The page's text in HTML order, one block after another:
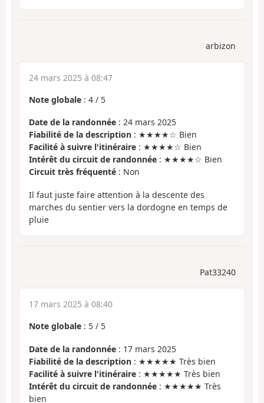
arbizon
24 mars 2025 à 08:47
Note globale : 4 / 5
Date de la randonnée : 24 mars 2025
Fiabilité de la description : ★★★★☆ Bien
Facilité à suivre l'itinéraire : ★★★★☆ Bien
Intérêt du circuit de randonnée : ★★★★☆ Bien
Circuit très fréquenté : Non
Il faut juste faire attention à la descente des
marches du sentier vers la dordogne en temps de
pluie
Pat33240
17 mars 2025 à 08:40
Note globale : 5 / 5
Date de la randonnée : 17 mars 2025
Fiabilité de la description : ★★★★★ Très bien
Facilité à suivre l'itinéraire : ★★★★★ Très bien
Intérêt du circuit de randonnée : ★★★★★ Très
bien